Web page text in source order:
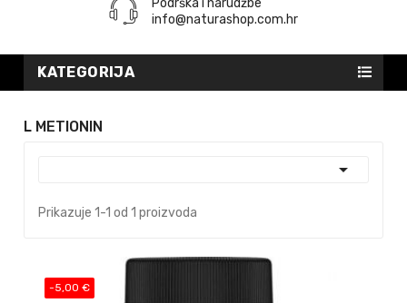
info@naturashop.com.hr
KATEGORIJA
L METIONIN

Prikazuje 1-1 od 1 proizvoda
-5,00 €